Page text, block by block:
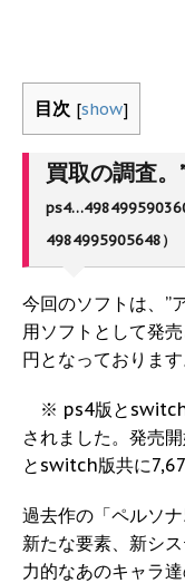
目次 [show]
買取の調査
4984995905648）
今回のソフトは、”
用ソフトとして発
円となっております
※ ps4版とswitch
されました。発売
とswitch版共に
過去作の「ペルソ
新たな要素、新シ
力的なあのキャラ